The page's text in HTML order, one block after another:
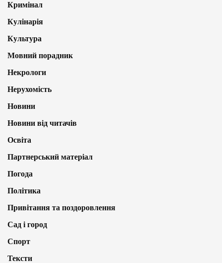
Кримінал
Кулінарія
Культура
Мовний порадник
Некрологи
Нерухомість
Новини
Новини від читачів
Освіта
Партнерський матеріал
Погода
Політика
Привітання та поздоровлення
Сад і город
Спорт
Тексти